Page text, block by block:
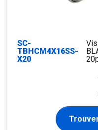
SC-
TBHCM4X16SS-
X20